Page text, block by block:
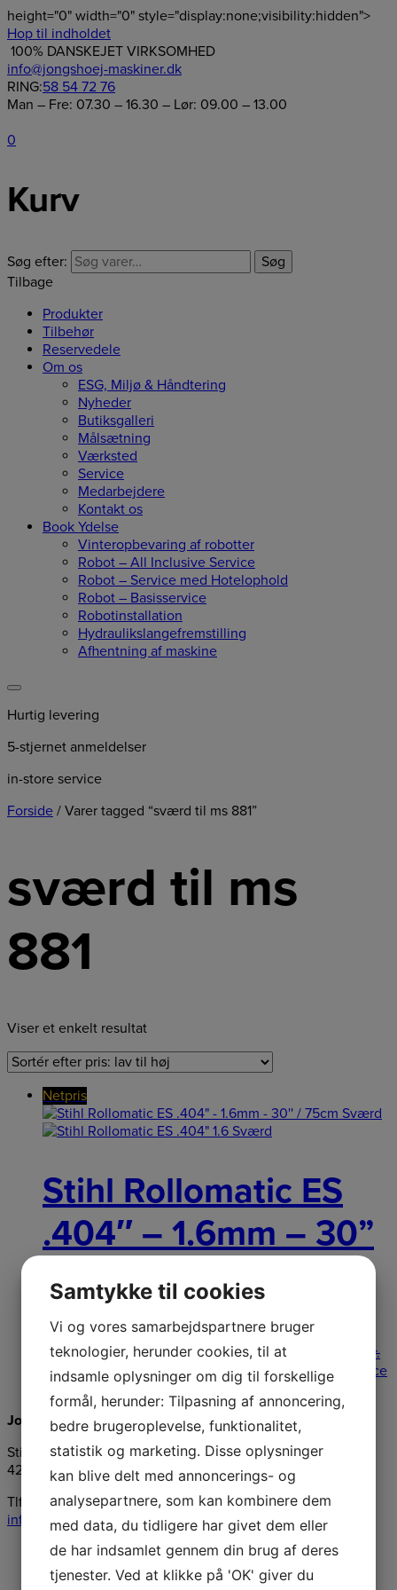
height="0" width="0" style="display:none;visibility:hidden">
Hop til indholdet
100% DANSKEJET VIRKSOMHED
info@jongshoej-maskiner.dk
RING:58 54 72 76
Man – Fre: 07.30 – 16.30 – Lør: 09.00 – 13.00
0
Kurv
Søg efter:
Søg
Tilbage
Produkter
Tilbehør
Reservedele
Om os
ESG, Miljø & Håndtering
Nyheder
Butiksgalleri
Målsætning
Værksted
Service
Medarbejdere
Kontakt os
Book Ydelse
Vinteropbevaring af robotter
Robot – All Inclusive Service
Robot – Service med Hotelophold
Robot – Basisservice
Robotinstallation
Hydraulikslangefremstilling
Afhentning af maskine
Hurtig levering
5-stjernet anmeldelser
in-store service
Forside / Varer tagged “sværd til ms 881”
sværd til ms
881
Viser et enkelt resultat
Netpris
Stihl Rollomatic ES
.404″ – 1.6mm – 30”
/ 75cm Sværd
Stihl Rollomatic ES .404" - 1.6mm - 30'' / 75cm Sværd
Stihl Rollomatic ES .404" - 1.6mm - 30'' / 75
kr.
Original price was: 1.425,00 kr..1.289,00kr.Current price
is: 1.289,00 kr..
Læs mere
Jongshøj Maskiner ApS
Stillingevej 46, Kirke Stillinge
4200 Slagelse
Tlf.:
58547276
info@jongshoej-maskiner.dk
Samtykke til cookies
Vi og vores samarbejdspartnere bruger
teknologier, herunder cookies, til at
indsamle oplysninger om dig til forskellige
formål, herunder: Tilpasning af annoncering,
bedre brugeroplevelse, funktionalitet,
statistik og marketing. Disse oplysninger
kan blive delt med annoncerings- og
analysepartnere, som kan kombinere dem
med data, du tidligere har givet dem eller
de har indsamlet gennem din brug af deres
tjenester. Ved at klikke på 'OK' giver du